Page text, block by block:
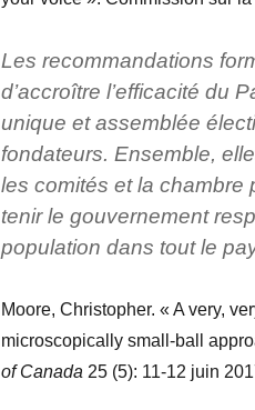
Les recommandations
d’accroître l’efficacité du
unique et assemblée
fondateurs. Ensemble,
les comités et la chambre
tenir le gouvernement
population dans tout le
Moore, Christopher. « A very,
microscopically small-ball
of Canada 25 (5): 11-12 juin